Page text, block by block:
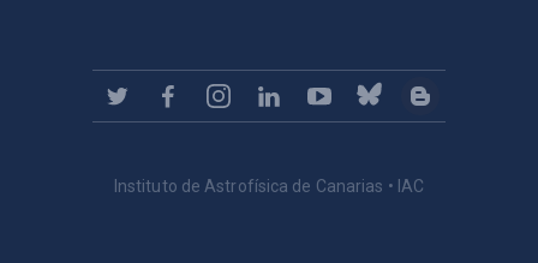
Instituto de Astrofísica de Canarias • IAC